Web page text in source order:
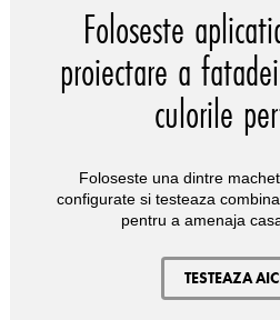
Foloseste
proiectare a
culorile
Foloseste una dintre
configurate si testeaza
pentru a amenaja
TESTEAZA